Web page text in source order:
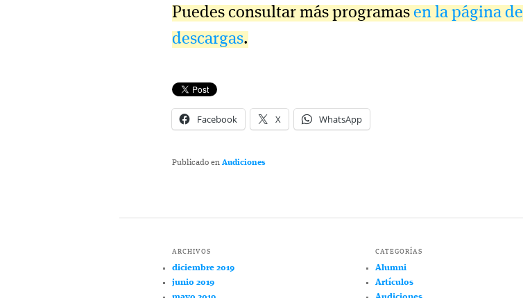
Puedes consultar más programas en la página de
descargas.
Facebook X WhatsApp
Publicado en Audiciones
ARCHIVOS
diciembre 2019
junio 2019
CATEGORÍAS
Alumni
Artículos